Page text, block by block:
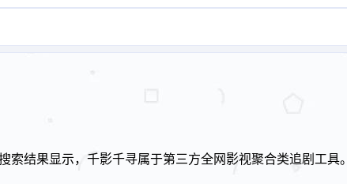
结果显示，千影千寻属于第三方全网影视聚合类追剧工具。